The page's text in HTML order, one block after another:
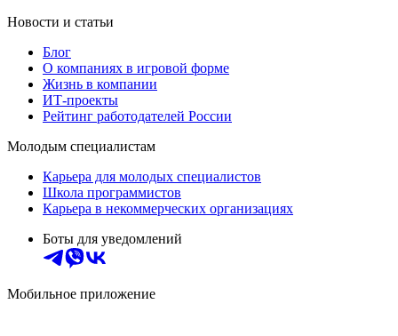
Новости и статьи
Блог
О компаниях в игровой форме
Жизнь в компании
ИТ-проекты
Рейтинг работодателей России
Молодым специалистам
Карьера для молодых специалистов
Школа программистов
Карьера в некоммерческих организациях
Боты для уведомлений
Мобильное приложение